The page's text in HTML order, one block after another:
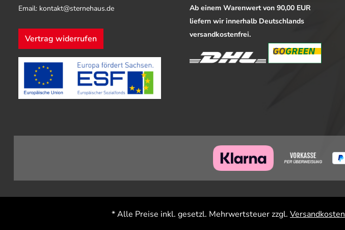
Email: kontakt@sternehaus.de
Vertrag widerrufen
Ab einem Warenwert von 90,00 EUR
liefern wir innerhalb Deutschlands
versandkostenfrei.
* Alle Preise inkl. gesetzl. Mehrwertsteuer zzgl. Versandkosten